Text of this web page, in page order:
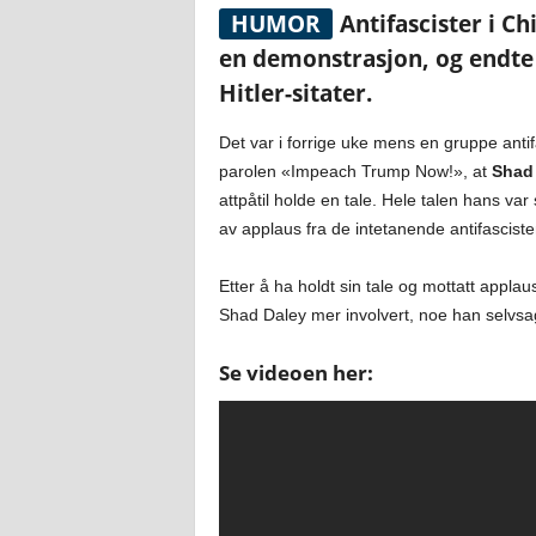
HUMOR
Antifascister i
en demonstrasjon, og
Hitler-sitater.
Det var i forrige uke mens en gruppe
parolen «Impeach Trump Now!», at
attpåtil holde en tale. Hele talen hans
av applaus fra de intetanende
Etter å ha holdt sin tale og mottatt
Shad Daley mer involvert, noe han
Se videoen her: